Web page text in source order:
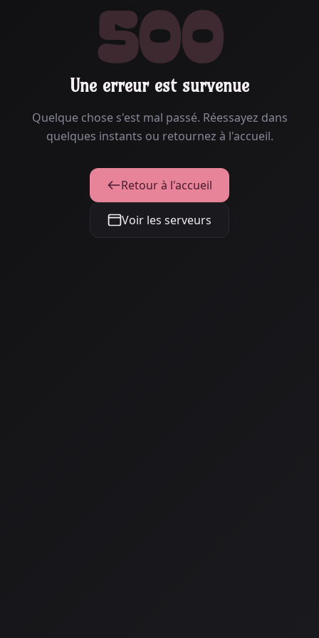
500
Une erreur est survenue
Quelque chose s'est mal passé. Réessayez dans
quelques instants ou retournez à l'accueil.
Retour à l'accueil
Voir les serveurs